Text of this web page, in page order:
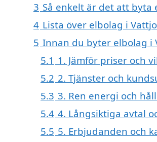
3 Så enkelt är det att byta
4 Lista över elbolag i
5 Innan du byter elbolag i
5.1 1. Jämför priser och
5.2 2. Tjänster och
5.3 3. Ren energi och
5.4 4. Långsiktiga avtal
5.5 5. Erbjudanden och